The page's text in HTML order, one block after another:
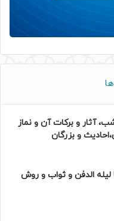
آثار و برکات آن و نماز
و بزرگان
لیله الدفن و ثواب و روش